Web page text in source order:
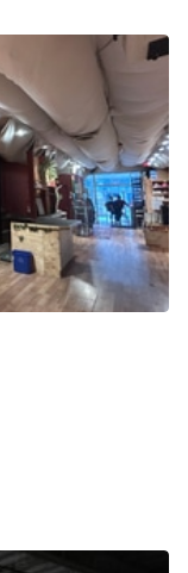
Art Alimentation
Local
Commercial
Partagé